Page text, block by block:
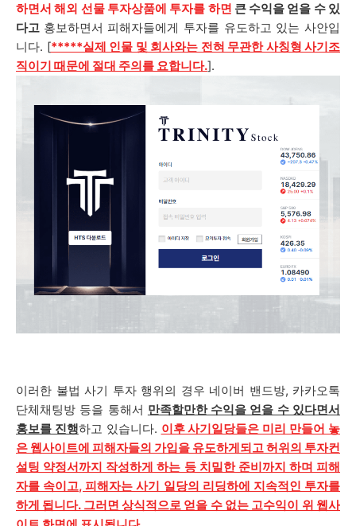
하면서 해외 선물 투자상품에 투자를 하면 큰 수익을 얻을 수 있
다고 홍보하면서 피해자들에게 투자를 유도하고 있는 사안입
니다. [*****실제 인물 및 회사와는 전혀 무관한 사칭형 사기조
직이기 때문에 절대 주의를 요합니다.].
이러한 불법 사기 투자 행위의 경우 네이버 밴드방, 카카오톡
단체채팅방 등을 통해서 만족할만한 수익을 얻을 수 있다면서
홍보를 진행하고 있습니다. 이후 사기일당들은 미리 만들어 놓
은 웹사이트에 피해자들의 가입을 유도하게되고 허위의 투자컨
설팅 약정서까지 작성하게 하는 등 치밀한 준비까지 하며 피해
자를 속이고, 피해자는 사기 일당의 리딩하에 지속적인 투자를
하게 됩니다. 그러면 상식적으로 얻을 수 없는 고수익이 위 웹사